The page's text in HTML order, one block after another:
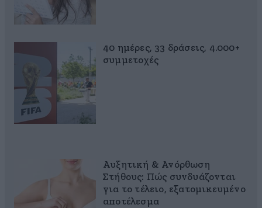
40 ημέρες, 33 δράσεις, 4.000+
συμμετοχές
Αυξητική & Ανόρθωση
Στήθους: Πώς συνδυάζονται
για το τέλειο, εξατομικευμένο
αποτέλεσμα